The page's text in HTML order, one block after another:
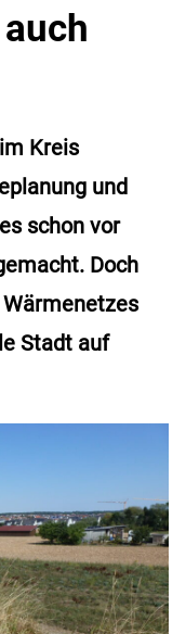
Kreis
und
schon vor
Doch
Stadt auf